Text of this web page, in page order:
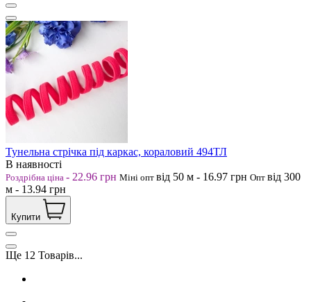
Тунельна стрічка під каркас, кораловий 494ТЛ
В наявності
Роздрібна ціна - 22.96 грн Міні опт від 50 м - 16.97 грн Опт від 300
м - 13.94 грн
Купити
Ще 12 Товарів...